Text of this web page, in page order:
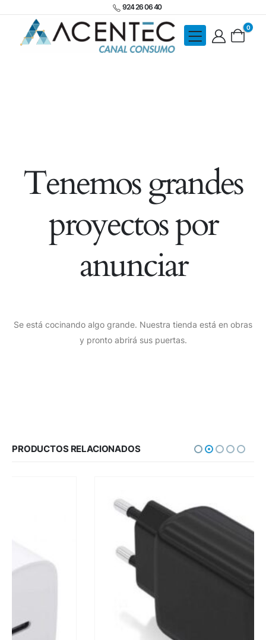
924 26 06 40
0
Tenemos grandes
proyectos por
anunciar
Se está cocinando algo grande. Nuestra tienda está en obras
y pronto abrirá sus puertas.
PRODUCTOS RELACIONADOS